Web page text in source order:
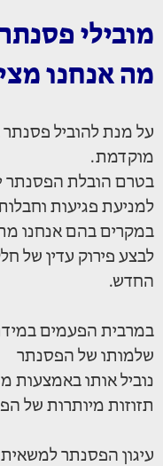
מובילי
מה אנחנו
על מנת להוביל פסנתר
מוקדמת.
בטרם הובלת הפסנתר
למניעת פגיעות
במקרים בהם אנחנו
לבצע פירוק עדין של
החדש.
במרבית הפעמים
שלמותו של הפסנתר
נוביל אותו באמצעות
תזוזות מיותרות של
עיגון הפסנתר